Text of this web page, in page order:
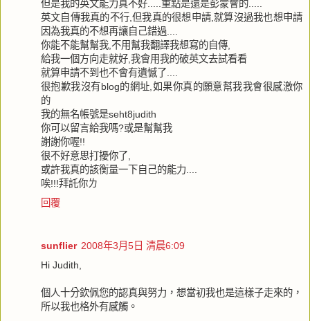
但是我的英文能力真不好.....重點是還是彭蒙會的.....
英文自傳我真的不行,但我真的很想申請,就算沒過我也想申請
因為我真的不想再讓自己錯過....
你能不能幫幫我,不用幫我翻譯我想寫的自傳,
給我一個方向走就好,我會用我的破英文去試看看
就算申請不到也不會有遺憾了....
很抱歉我沒有blog的網址,如果你真的願意幫我我會很感激你
的
我的無名帳號是seht8judith
你可以留言給我嗎?或是幫幫我
謝謝你喔!!
很不好意思打擾你了,
或許我真的該衡量一下自己的能力....
唉!!!拜託你ㄌ
回覆
sunflier 2008年3月5日 清晨6:09
Hi Judith,
個人十分欽佩您的認真與努力，想當初我也是這樣子走來的，
所以我也格外有感觸。